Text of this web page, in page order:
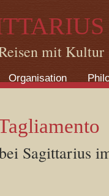
mit Kultur
Organisation
Sagittarius